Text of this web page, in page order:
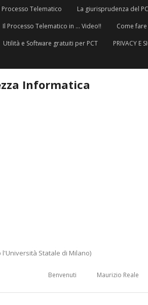
Telematico
La giurisprudenza del
Il Processo Telematico in … Video!!
Come
Utilità e Software gratuiti per PCT
PRIVACY E
Informatica
Statale di Milano)
Benvenuti Maurizio Reale